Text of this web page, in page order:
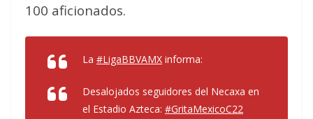
100 aficionados.
La #LigaBBVAMX informa:
Desalojados seguidores del Necaxa en
el Estadio Azteca: #GritaMexicoC22